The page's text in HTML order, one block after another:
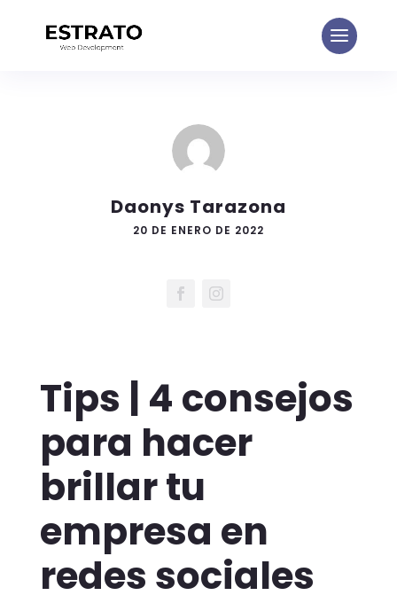
Daonys Tarazona
20 DE ENERO DE 2022
Tips | 4 consejos
para hacer
brillar tu
empresa en
redes sociales